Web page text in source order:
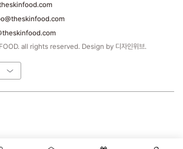
all rights reserved. Design by 디자인위브.